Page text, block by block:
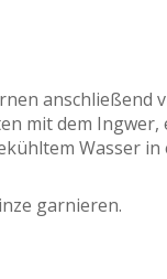
anschließend
mit dem Ingwer,
Wasser in
garnieren.